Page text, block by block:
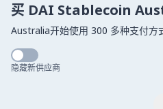
买 DAI Stablecoin
Australia开始使用 300 多种支付方
隐藏新供应商